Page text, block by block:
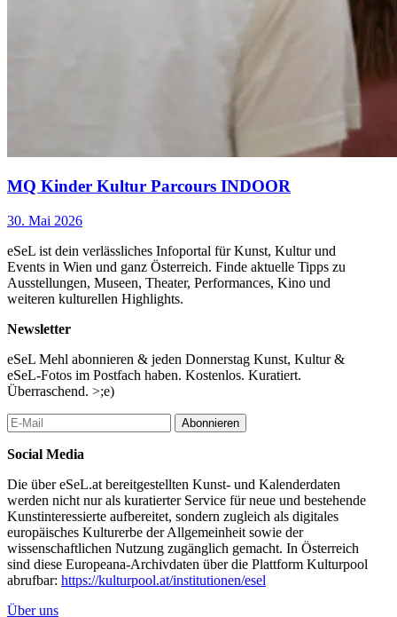
MQ Kinder Kultur Parcours INDOOR
30. Mai 2026
eSeL ist dein verlässliches Infoportal für Kunst, Kultur und
Events in Wien und ganz Österreich. Finde aktuelle Tipps zu
Ausstellungen, Museen, Theater, Performances, Kino und
weiteren kulturellen Highlights.
Newsletter
eSeL Mehl abonnieren & jeden Donnerstag Kunst, Kultur &
eSeL-Fotos im Postfach haben. Kostenlos. Kuratiert.
Überraschend. >;e)
Abonnieren
Social Media
Die über eSeL.at bereitgestellten Kunst- und Kalenderdaten
werden nicht nur als kuratierter Service für neue und bestehende
Kunstinteressierte aufbereitet, sondern zugleich als digitales
europäisches Kulturerbe der Allgemeinheit sowie der
wissenschaftlichen Nutzung zugänglich gemacht. In Österreich
sind diese Europeana-Archivdaten über die Plattform Kulturpool
abrufbar: https://kulturpool.at/institutionen/esel
Über uns